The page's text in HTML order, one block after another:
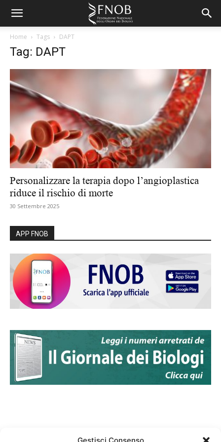
Home Tags DAPT
Tag: DAPT
Personalizzare la terapia dopo l’angioplastica
riduce il rischio di morte
30 Settembre 2025
APP FNOB